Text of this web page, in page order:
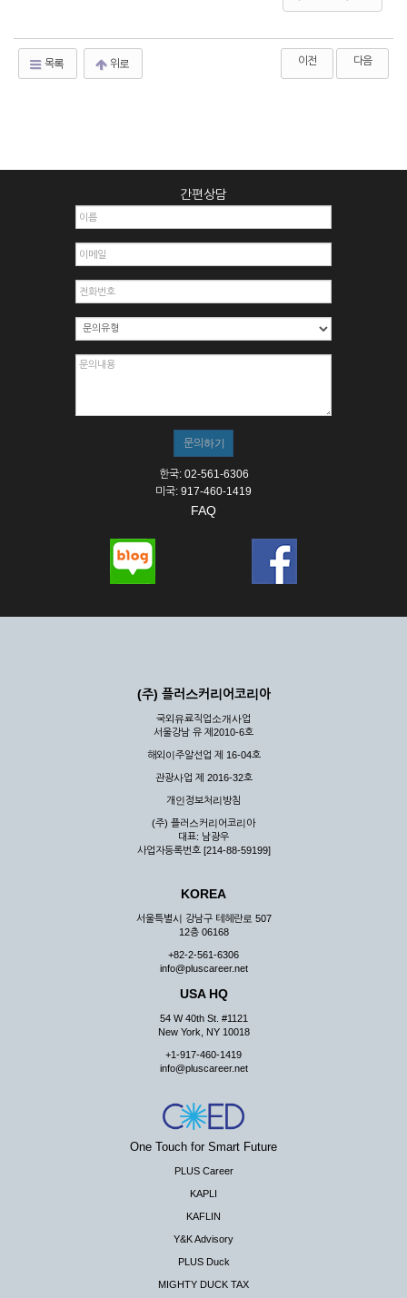
목록 위로 이전 다음
간편상담
한국: 02-561-6306
미국: 917-460-1419
FAQ
(주) 플러스커리어코리아
국외유료직업소개사업
서울강남 유 제2010-6호
해외이주알선업 제 16-04호
관광사업 제 2016-32호
개인정보처리방침
(주) 플러스커리어코리아
대표: 남광우
사업자등록번호 [214-88-59199]
KOREA
서울특별시 강남구 테헤란로 507
12층 06168
+82-2-561-6306
info@pluscareer.net
USA HQ
54 W 40th St. #1121
New York, NY 10018
+1-917-460-1419
info@pluscareer.net
One Touch for Smart Future
PLUS Career
KAPLI
KAFLIN
Y&K Advisory
PLUS Duck
MIGHTY DUCK TAX